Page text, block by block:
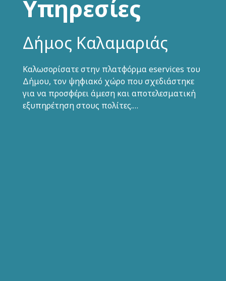
Υπηρεσίες
Δήμος Καλαμαριάς
Καλωσορίσατε στην πλατφόρμα eservices του
Δήμου, τον ψηφιακό χώρο που σχεδιάστηκε
για να προσφέρει άμεση και αποτελεσματική
εξυπηρέτηση στους πολίτες.…